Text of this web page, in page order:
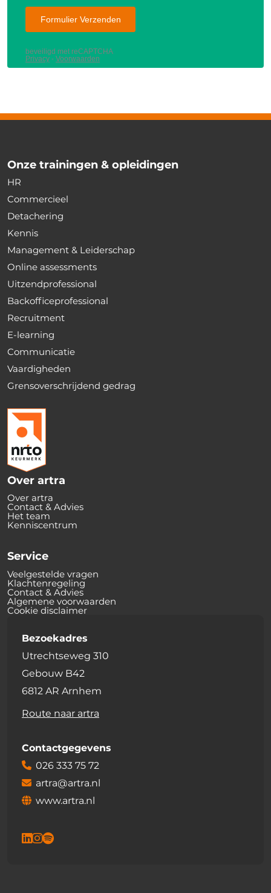
Onze trainingen & opleidingen
HR
Commercieel
Detachering
Kennis
Management & Leiderschap
Online assessments
Uitzendprofessional
Backofficeprofessional
Recruitment
E-learning
Communicatie
Vaardigheden
Grensoverschrijdend gedrag
Over artra
Over artra
Contact & Advies
Het team
Kenniscentrum
Service
Veelgestelde vragen
Klachtenregeling
Contact & Advies
Algemene voorwaarden
Cookie disclaimer
Bezoekadres
Utrechtseweg 310
Gebouw B42
6812 AR Arnhem
Route naar artra
Contactgegevens
026 333 75 72
artra@artra.nl
www.artra.nl